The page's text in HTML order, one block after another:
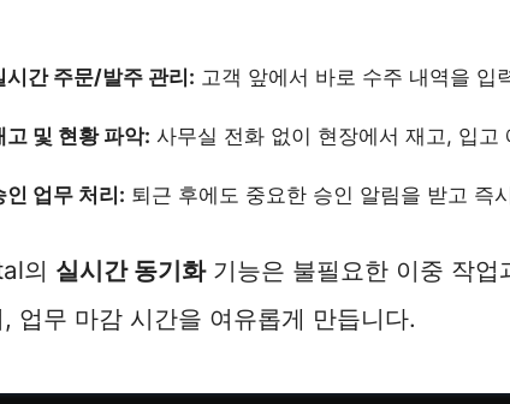
시간 주문/발주 관리: 고객 앞에서 바로 수주 내역을 입
고 및 현황 파악: 사무실 전화 없이 현장에서 재고, 입고
인 업무 처리: 퇴근 후에도 중요한 승인 알림을 받고 즉
의 실시간 동기화기능은 불필요한 이중 작업
, 업무 마감 시간을 여유롭게 만듭니다.